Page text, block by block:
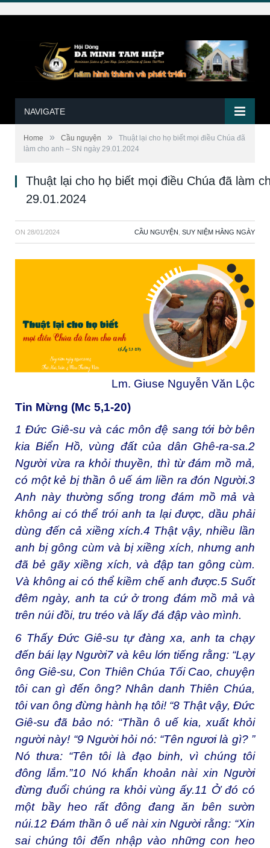
NAVIGATE
Home » Cầu nguyện »
Thuật lại cho họ biết mọi điều Chúa đã
làm cho anh – SN ngày 29.01.2024
Thuật lại cho họ biết mọi điều Chúa đã làm
29.01.2024
ON 28/01/2024 CẦU NGUYỆN SUY NIỆM HẰNG NGÀY
Lm. Giuse Nguyễn Văn Lộc
Tin Mừng (Mc 5,1-20)
1 Đức Giê-su và các môn đệ sang tới bờ bên
kia Biển Hồ, vùng đất của dân Ghê-ra-sa.2
Người vừa ra khỏi thuyền, thì từ đám mồ mả,
có một kẻ bị thần ô uế ám liền ra đón Người.3
Anh này thường sống trong đám mồ mả và
không ai có thể trói anh ta lại được, dầu phải
dùng đến cả xiềng xích.4 Thật vậy, nhiều lần
anh bị gông cùm và bị xiềng xích, nhưng anh
đã bẻ gãy xiềng xích, và đập tan gông cùm.
Và không ai có thể kiềm chế anh được.5 Suốt
đêm ngày, anh ta cứ ở trong đám mồ mả và
trên núi đồi, tru tréo và lấy đá đập vào mình.
6 Thấy Đức Giê-su tự đàng xa, anh ta chạy
đến bái lạy Người7 và kêu lớn tiếng rằng: “Lạy
ông Giê-su, Con Thiên Chúa Tối Cao, chuyện
tôi can gì đến ông? Nhân danh Thiên Chúa,
tôi van ông đừng hành hạ tôi! “8 Thật vậy, Đức
Giê-su đã bảo nó: “Thần ô uế kia, xuất khỏi
người này! “9Người hỏi nó: “Tên ngươi là gì? ”
Nó thưa: “Tên tôi là đạo binh, vì chúng tôi
đông lắm.”10 Nó khẩn khoản nài xin Người
đừng đuổi chúng ra khỏi vùng ấy.11 Ở đó có
một bầy heo rất đông đang ăn bên sườn
núi.12 Đám thần ô uế nài xin Người rằng: “Xin
sai chúng tôi đến nhập vào những con heo